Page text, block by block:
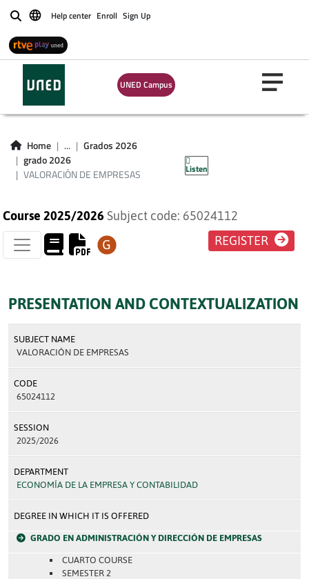
BuscarHelp center Enroll Sign Up
UNED Campus
Home ...
Grados 2026
grado 2026
VALORACIÓN DE EMPRESAS
Listen
VALORACIÓN DE
EMPRESAS
Course 2025/2026 Subject code: 65024112
REGISTER
PRESENTATION AND CONTEXTUALIZATION
SUBJECT NAME
VALORACIÓN DE EMPRESAS
CODE
65024112
SESSION
2025/2026
DEPARTMENT
ECONOMÍA DE LA EMPRESA Y CONTABILIDAD
DEGREE IN WHICH IT IS OFFERED
GRADO EN ADMINISTRACIÓN Y DIRECCIÓN DE EMPRESAS
CUARTO COURSE
SEMESTER 2